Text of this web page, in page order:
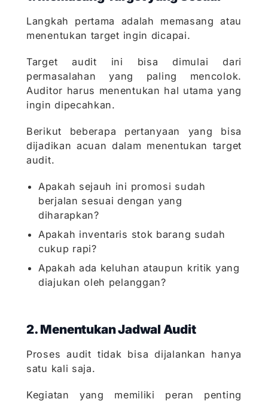
Langkah pertama adalah memasang atau
menentukan target ingin dicapai.
Target audit ini bisa dimulai dari
permasalahan yang paling mencolok.
Auditor harus menentukan hal utama yang
ingin dipecahkan.
Berikut beberapa pertanyaan yang bisa
dijadikan acuan dalam menentukan target
audit.
Apakah sejauh ini promosi sudah
berjalan sesuai dengan yang
diharapkan?
Apakah inventaris stok barang sudah
cukup rapi?
Apakah ada keluhan ataupun kritik yang
diajukan oleh pelanggan?
2. Menentukan Jadwal Audit
Proses audit tidak bisa dijalankan hanya
satu kali saja.
Kegiatan yang memiliki peran penting